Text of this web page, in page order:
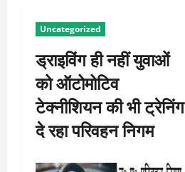
Uncategorized
ड्राइविंग ही नहीं युवाओं
को ऑटोमोटिव
टेक्नीशियन की भी ट्रेनिंग
दे रहा परिवहन निगम